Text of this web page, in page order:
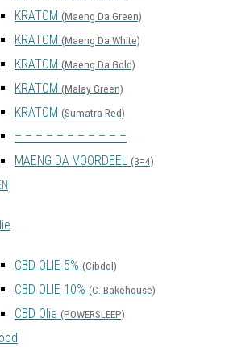
KRATOM (Maeng Da Green)
KRATOM (Maeng Da White)
KRATOM (Maeng Da Gold)
KRATOM (Malay Green)
KRATOM (Sumatra Red)
– – – – – – – – – – –
MAENG DA VOORDEEL (3=4)
CBD OLIE 5% (Cibdol)
CBD OLIE 10% (C. Bakehouse)
CBD Olie (POWERSLEEP)